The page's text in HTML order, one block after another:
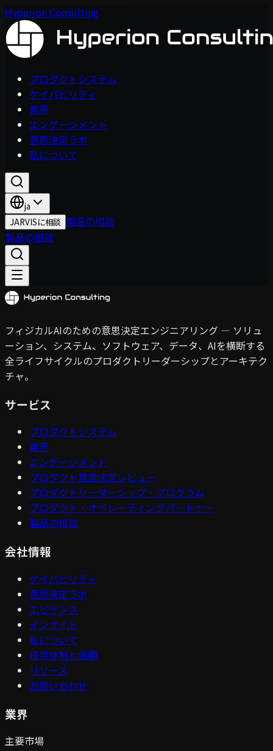
Hyperion Consulting
プロダクトシステム
ケイパビリティ
業界
エンゲージメント
意思決定ラボ
私について
ja
JARVISに相談 製品の相談
製品の相談
フィジカルAIのための意思決定エンジニアリング — ソリュ
ーション、システム、ソフトウェア、データ、AIを横断する
全ライフサイクルのプロダクトリーダーシップとアーキテク
チャ。
サービス
プロダクトシステム
業界
エンゲージメント
プロダクト意思決定レビュー
プロダクトリーダーシップ・プログラム
プロダクト・オペレーティングパートナー
製品の相談
会社情報
ケイパビリティ
意思決定ラボ
エビデンス
インサイト
私について
提供体制と信頼
リソース
お問い合わせ
業界
主要市場